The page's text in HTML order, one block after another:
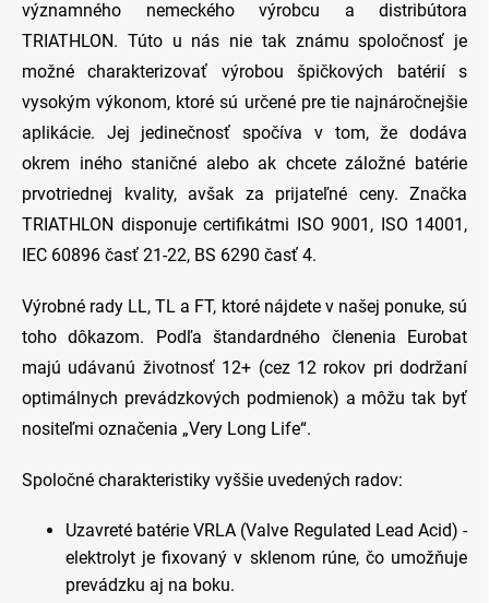
významného nemeckého výrobcu a distribútora
TRIATHLON. Túto u nás nie tak známu spoločnosť je
možné charakterizovať výrobou špičkových batérií s
vysokým výkonom, ktoré sú určené pre tie najnáročnejšie
aplikácie. Jej jedinečnosť spočíva v tom, že dodáva
okrem iného staničné alebo ak chcete záložné batérie
prvotriednej kvality, avšak za prijateľné ceny. Značka
TRIATHLON disponuje certifikátmi ISO 9001, ISO 14001,
IEC 60896 časť 21-22, BS 6290 časť 4.
Výrobné rady LL, TL a FT, ktoré nájdete v našej ponuke, sú
toho dôkazom. Podľa štandardného členenia Eurobat
majú udávanú životnosť 12+ (cez 12 rokov pri dodržaní
optimálnych prevádzkových podmienok) a môžu tak byť
nositeľmi označenia „Very Long Life“.
Spoločné charakteristiky vyššie uvedených radov:
Uzavreté batérie VRLA (Valve Regulated Lead Acid) -
elektrolyt je fixovaný v sklenom rúne, čo umožňuje
prevádzku aj na boku.